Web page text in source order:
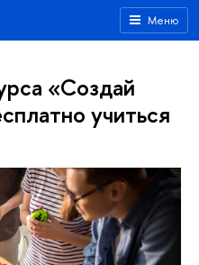
Меню
«Создай
учиться